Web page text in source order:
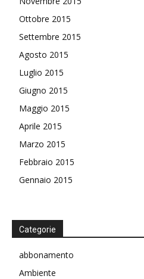
Ottobre 2015
Settembre 2015
Agosto 2015
Luglio 2015
Giugno 2015
Maggio 2015
Aprile 2015
Marzo 2015
Febbraio 2015
Gennaio 2015
Categorie
abbonamento
Ambiente